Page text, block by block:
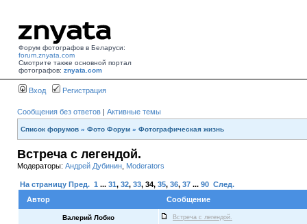
Форум фотографов в Беларуси:
forum.znyata.com
Смотрите также основной портал
фотографов: znyata.com
Вход Регистрация
Сообщения без ответов | Активные темы
Список форумов » Фото Форум » Фотографическая жизнь
Встреча с легендой.
Модераторы: Андрей Дубинин Moderators
На страницу Пред. 1 ... 31, 32, 33, 34, 35, 36, 37 ... 90 След.
Автор
Сообщение
Валерий Лобко Встреча с легендой.